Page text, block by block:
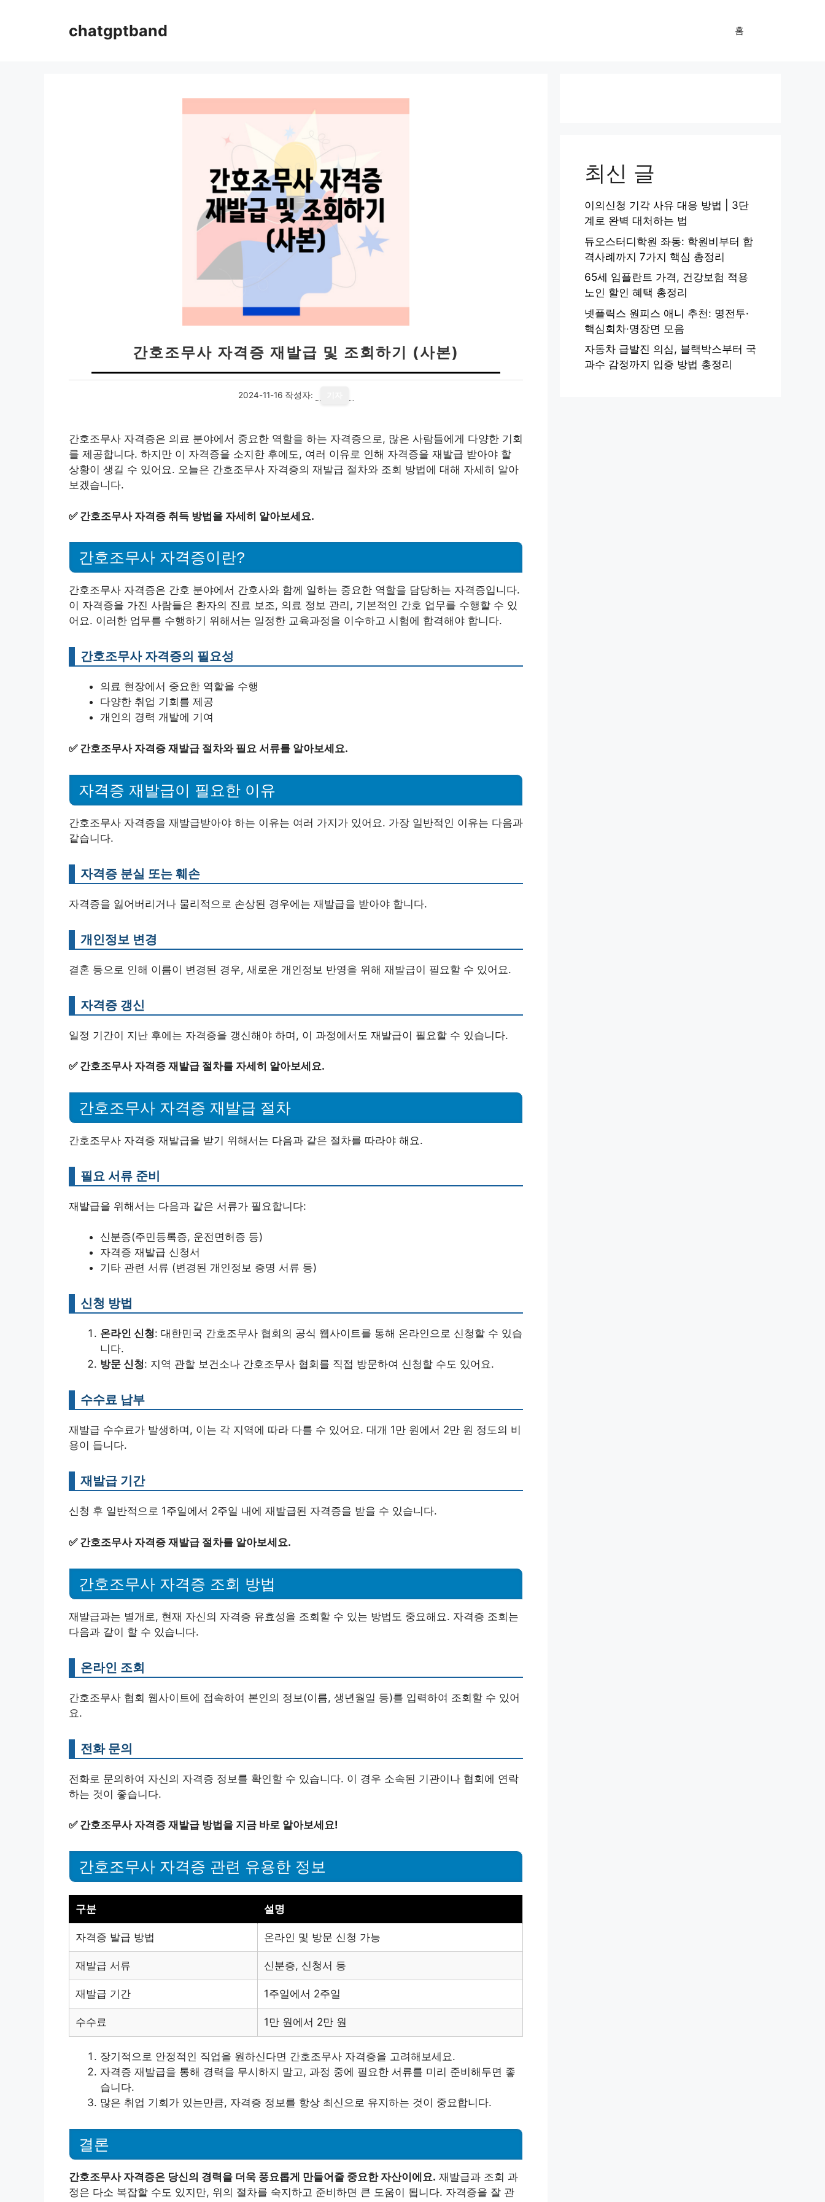
chatgptband 홈
간호조무사 자격증 재발급 및 조회하기 (사본)
2024-11-16 작성자:
간호조무사 자격증은 의료 분야에서 중요한 역할을 하는 자격증으로, 많은 사람들에게 다양한 기회
를 제공합니다. 하지만 이 자격증을 소지한 후에도, 여러 이유로 인해 자격증을 재발급 받아야 할
상황이 생길 수 있어요. 오늘은 간호조무사 자격증의 재발급 절차와 조회 방법에 대해 자세히 알아
보겠습니다.
✅ 간호조무사 자격증 취득 방법을 자세히 알아보세요.
간호조무사 자격증이란?
간호조무사 자격증은 간호 분야에서 간호사와 함께 일하는 중요한 역할을 담당하는 자격증입니다.
이 자격증을 가진 사람들은 환자의 진료 보조, 의료 정보 관리, 기본적인 간호 업무를 수행할 수 있
어요. 이러한 업무를 수행하기 위해서는 일정한 교육과정을 이수하고 시험에 합격해야 합니다.
간호조무사 자격증의 필요성
의료 현장에서 중요한 역할을 수행
다양한 취업 기회를 제공
개인의 경력 개발에 기여
✅ 간호조무사 자격증 재발급 절차와 필요 서류를 알아보세요.
자격증 재발급이 필요한 이유
간호조무사 자격증을 재발급받아야 하는 이유는 여러 가지가 있어요. 가장 일반적인 이유는 다음과
같습니다.
자격증 분실 또는 훼손
자격증을 잃어버리거나 물리적으로 손상된 경우에는 재발급을 받아야 합니다.
개인정보 변경
결혼 등으로 인해 이름이 변경된 경우, 새로운 개인정보 반영을 위해 재발급이 필요할 수 있어요.
자격증 갱신
일정 기간이 지난 후에는 자격증을 갱신해야 하며, 이 과정에서도 재발급이 필요할 수 있습니다.
✅ 간호조무사 자격증 재발급 절차를 자세히 알아보세요.
간호조무사 자격증 재발급 절차
간호조무사 자격증 재발급을 받기 위해서는 다음과 같은 절차를 따라야 해요.
필요 서류 준비
재발급을 위해서는 다음과 같은 서류가 필요합니다:
신분증(주민등록증, 운전면허증 등)
자격증 재발급 신청서
기타 관련 서류 (변경된 개인정보 증명 서류 등)
신청 방법
온라인 신청: 대한민국 간호조무사 협회의 공식 웹사이트를 통해 온라인으로 신청할 수 있습
니다.
방문 신청: 지역 관할 보건소나 간호조무사 협회를 직접 방문하여 신청할 수도 있어요.
수수료 납부
재발급 수수료가 발생하며, 이는 각 지역에 따라 다를 수 있어요. 대개 1만 원에서 2만 원 정도의 비
용이 듭니다.
재발급 기간
신청 후 일반적으로 1주일에서 2주일 내에 재발급된 자격증을 받을 수 있습니다.
✅ 간호조무사 자격증 재발급 절차를 알아보세요.
간호조무사 자격증 조회 방법
재발급과는 별개로, 현재 자신의 자격증 유효성을 조회할 수 있는 방법도 중요해요. 자격증 조회는
다음과 같이 할 수 있습니다.
온라인 조회
간호조무사 협회 웹사이트에 접속하여 본인의 정보(이름, 생년월일 등)를 입력하여 조회할 수 있어
요.
전화 문의
전화로 문의하여 자신의 자격증 정보를 확인할 수 있습니다. 이 경우 소속된 기관이나 협회에 연락
하는 것이 좋습니다.
✅ 간호조무사 자격증 재발급 방법을 지금 바로 알아보세요!
간호조무사 자격증 관련 유용한 정보
구분 설명
자격증 발급 방법 온라인 및 방문 신청 가능
재발급 서류 신분증, 신청서 등
재발급 기간 1주일에서 2주일
수수료 1만 원에서 2만 원
장기적으로 안정적인 직업을 원하신다면 간호조무사 자격증을 고려해보세요.
자격증 재발급을 통해 경력을 무시하지 말고, 과정 중에 필요한 서류를 미리 준비해두면 좋
습니다.
많은 취업 기회가 있는만큼, 자격증 정보를 항상 최신으로 유지하는 것이 중요합니다.
결론
간호조무사 자격증은 당신의 경력을 더욱 풍요롭게 만들어줄 중요한 자산이에요. 재발급과 조회 과
정은 다소 복잡할 수도 있지만, 위의 절차를 숙지하고 준비하면 큰 도움이 됩니다. 자격증을 잘 관
최신 글
이의신청 기각 사유 대응 방법 | 3단
계로 완벽 대처하는 법
듀오스터디학원 좌동: 학원비부터 합
격사례까지 7가지 핵심 총정리
65세 임플란트 가격, 건강보험 적용
노인 할인 혜택 총정리
넷플릭스 원피스 애니 추천: 명전투·
핵심회차·명장면 모음
자동차 급발진 의심, 블랙박스부터 국
과수 감정까지 입증 방법 총정리